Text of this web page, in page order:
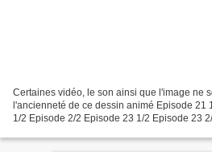
Certaines vidéo, le son ainsi que l'image ne
l'ancienneté de ce dessin animé Episode 21
1/2 Episode 2/2 Episode 23 1/2 Episode 23